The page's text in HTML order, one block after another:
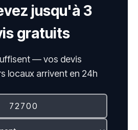
jusqu'à 3
gratuits
— vos devis
locaux arrivent en 24h